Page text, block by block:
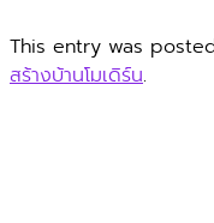
This entry was
สร้างบ้านโมเดิร์น.